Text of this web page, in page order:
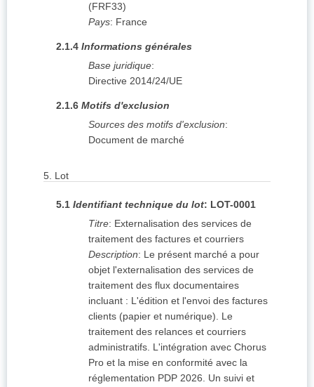
(FRF33)
Pays: France
2.1.4 Informations générales
Base juridique:
Directive 2014/24/UE
2.1.6 Motifs d'exclusion
Sources des motifs d'exclusion:
Document de marché
5. Lot
5.1 Identifiant technique du lot: LOT-0001
Titre: Externalisation des services de
traitement des factures et courriers
Description: Le présent marché a pour
objet l'externalisation des services de
traitement des flux documentaires
incluant : L'édition et l'envoi des factures
clients (papier et numérique). Le
traitement des relances et courriers
administratifs. L'intégration avec Chorus
Pro et la mise en conformité avec la
réglementation PDP 2026. Un suivi et